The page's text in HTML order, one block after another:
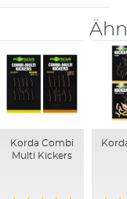
Korda Combi
Multi Kickers